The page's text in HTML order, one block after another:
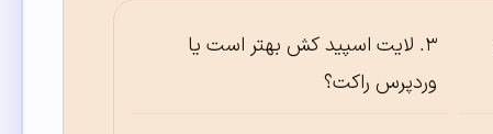
لایت اسپید کش بهتر است یا
وردپرس راکت؟